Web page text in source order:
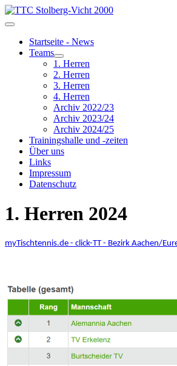
Startseite - News
Teams
1. Herren
2. Herren
3. Herren
4. Herren
Archiv 2022/23
Archiv 2023/24
Archiv 2024/25
Trainingshalle und -zeiten
Über uns
Links
Impressum
Datenschutz
1. Herren 2024
myTischtennis.de - click-TT - Bezirk Aachen/